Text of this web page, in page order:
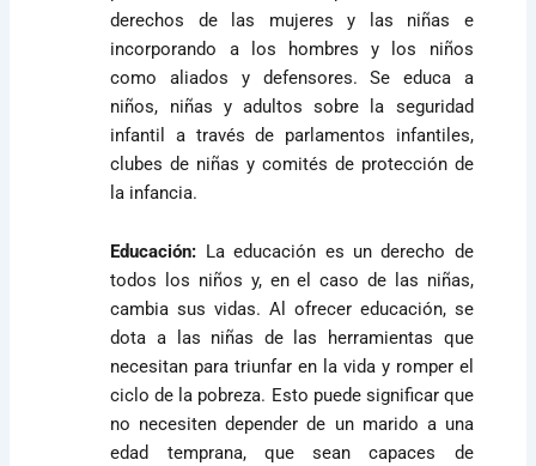
derechos de las mujeres y las niñas e
incorporando a los hombres y los niños
como aliados y defensores. Se educa a
niños, niñas y adultos sobre la seguridad
infantil a través de parlamentos infantiles,
clubes de niñas y comités de protección de
la infancia.
Educación: La educación es un derecho de
todos los niños y, en el caso de las niñas,
cambia sus vidas. Al ofrecer educación, se
dota a las niñas de las herramientas que
necesitan para triunfar en la vida y romper el
ciclo de la pobreza. Esto puede significar que
no necesiten depender de un marido a una
edad temprana, que sean capaces de